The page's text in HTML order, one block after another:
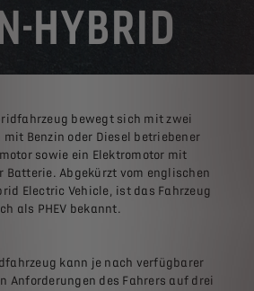
HYBRID
bewegt sich mit zwei
Benzin oder Diesel betriebener
sowie ein Elektromotor mit
Batterie. Abgekürzt vom englischen
Electric Vehicle, ist das Fahrzeug
als PHEV bekannt.
kann je nach verfügbarer
Anforderungen des Fahrers auf drei